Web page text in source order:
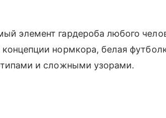
элемент гардероба любого
нормкора, белая
и сложными узорами.